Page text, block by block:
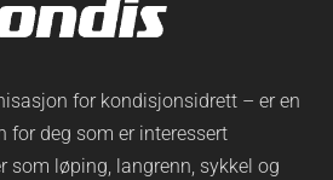
for kondisjonsidrett – er en
for deg som er interessert
som løping, langrenn, sykkel og